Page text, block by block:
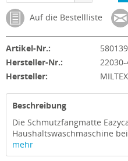
Auf die Bestellliste
Artikel-Nr.:
580139
Hersteller-Nr.:
22030-
Hersteller:
MILTEX
Beschreibung
Die Schmutzfangmatte
Haushaltswaschmaschine
mehr